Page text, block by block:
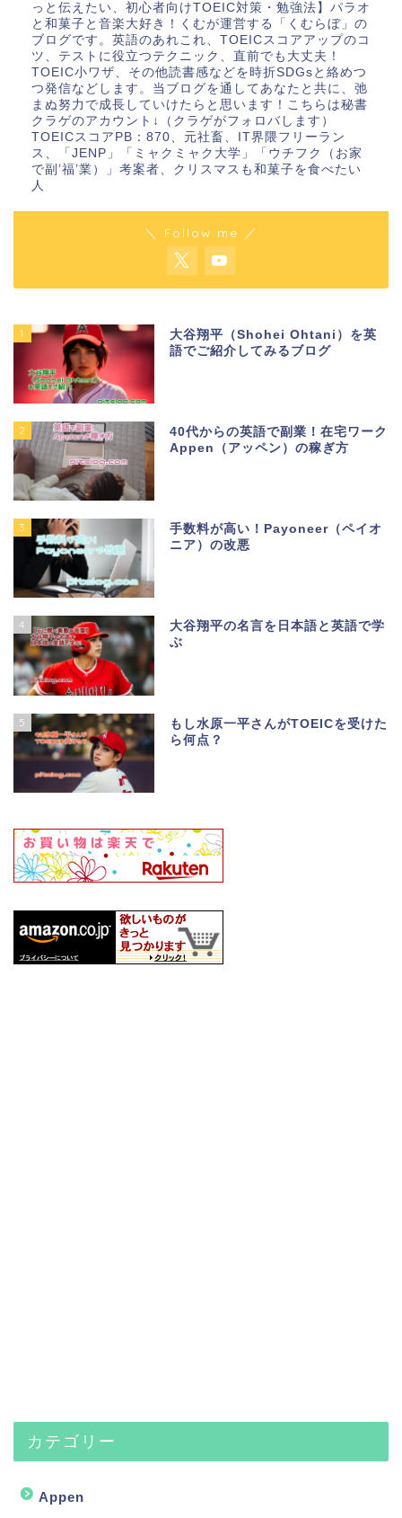
っと伝えたい、初心者向けTOEIC対策・勉強法】パラオ
と和菓子と音楽大好き！くむが運営する「くむらぼ」の
ブログです。英語のあれこれ、TOEICスコアアップのコ
ツ、テストに役立つテクニック、直前でも大丈夫！
TOEIC小ワザ、その他読書感などを時折SDGsと絡めつ
つ発信などします。当ブログを通してあなたと共に、弛
まぬ努力で成長していけたらと思います！こちらは秘書
クラゲのアカウント↓（クラゲがフォロバします）
TOEICスコアPB：870、元社畜、IT界隈フリーラン
ス、「JENP」「ミャクミャク大学」「ウチフク（お家
で副’福’業）」考案者、クリスマスも和菓子を食べたい
人
＼ Follow me ／
1
大谷翔平（Shohei Ohtani）を英
語でご紹介してみるブログ
2
40代からの英語で副業！在宅ワーク
Appen（アッペン）の稼ぎ方
3
手数料が高い！Payoneer（ペイオ
ニア）の改悪
4
大谷翔平の名言を日本語と英語で学
ぶ
5
もし水原一平さんがTOEICを受けた
ら何点？
カテゴリー
Appen